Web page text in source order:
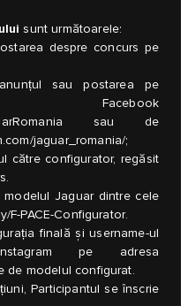
sunt următoarele:
despre concurs pe
sau postarea pe
sau de
jaguar_romania/;
către configurator, regăsit
Jaguar dintre cele
F-PACE-Configurator.
finală și username-ul
pe adresa
de modelul configurat.
Participantul se înscrie